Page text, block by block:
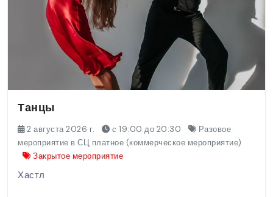
Танцы
2 августа 2026 г. с 19:00 до 20:30
Разовое
мероприятие в СЦ платное (коммерческое мероприятие)
Закрытое мероприятие
Хастл